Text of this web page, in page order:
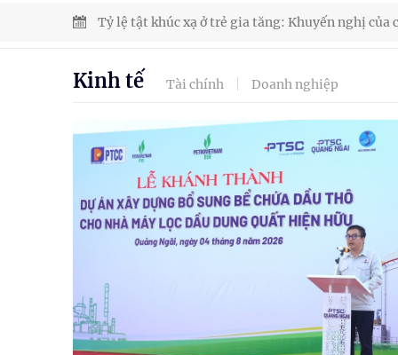
Tỷ lệ tật khúc xạ ở trẻ gia tăng: Khuyến nghị của
Chấn chỉnh hoạt động kinh doanh dược liệu
Súp lơ xanh mang đến hy vọng mới trong phòng
Tác Dụng Chống Kết Tập Tiểu Cầu Và Chống
Quan Bằng Chứng Dược Lý Và Cơ Chế Phân Tử
Xây dựng bản đồ mạng lưới cấp cứu ngoại viện
"Nền kinh tế bạc" có thể trở thành động lực tăng
Kinh tế Tài chính Doanh nghiệp